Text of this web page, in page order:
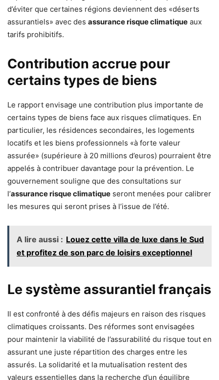
d’éviter que certaines régions deviennent des «déserts
assurantiels» avec des assurance risque climatique aux
tarifs prohibitifs.
Contribution accrue pour
certains types de biens
Le rapport envisage une contribution plus importante de
certains types de biens face aux risques climatiques. En
particulier, les résidences secondaires, les logements
locatifs et les biens professionnels «à forte valeur
assurée» (supérieure à 20 millions d’euros) pourraient être
appelés à contribuer davantage pour la prévention. Le
gouvernement souligne que des consultations sur
l’assurance risque climatique seront menées pour calibrer
les mesures qui seront prises à l’issue de l’été.
A lire aussi : Louez cette villa de luxe dans le Sud
et profitez de son parc de loisirs exceptionnel
Le système assurantiel français
Il est confronté à des défis majeurs en raison des risques
climatiques croissants. Des réformes sont envisagées
pour maintenir la viabilité de l’assurabilité du risque tout en
assurant une juste répartition des charges entre les
assurés. La solidarité et la mutualisation restent des
valeurs essentielles dans la recherche d’un équilibre